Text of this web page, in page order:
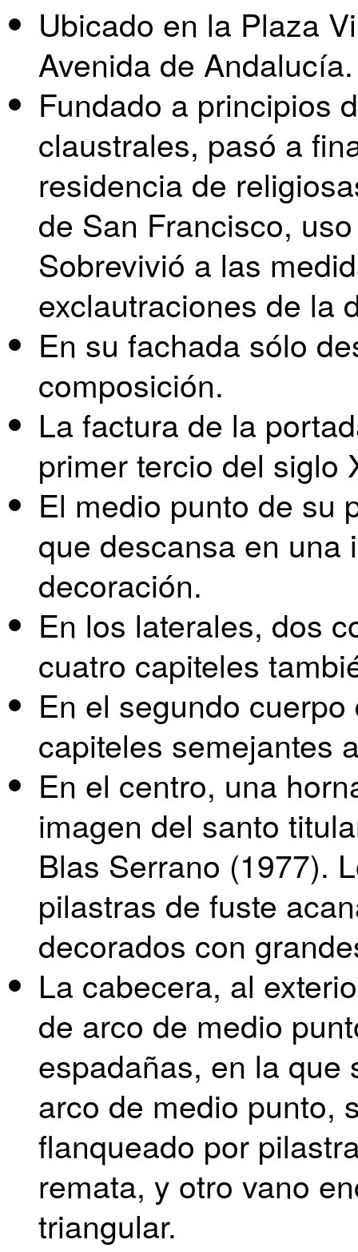
Ubicado en la Plaza
Avenida de Andalucía.
Fundado a principios
claustrales, pasó a
residencia de
de San Francisco,
Sobrevivió a las
exclautraciones de la
En su fachada sólo
composición.
La factura de la
primer tercio del siglo
El medio punto de su
que descansa en una
decoración.
En los laterales, dos
cuatro capiteles
En el segundo
capiteles semejantes
En el centro, una
imagen del santo
Blas Serrano (1977).
pilastras de fuste
decorados con
La cabecera, al
de arco de medio
espadañas, en la que
arco de medio punto,
flanqueado por
remata, y otro vano
triangular.